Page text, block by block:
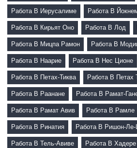
Работа В Иерусалиме Работа В
Работа В Кирьят Оно Работа В Лод
Работа В Мицпа Рамон Работа В
Работа В Наарие Работа В Нес Ционе
Работа В Петах-Тиква Работа В Петах
Работа В Раанане Работа В Рамат-
Работа В Рамат Авив Работа В Рамле
Работа В Ринатия Работа В Ришон-
Работа В Тель-Авиве Работа В Хадере